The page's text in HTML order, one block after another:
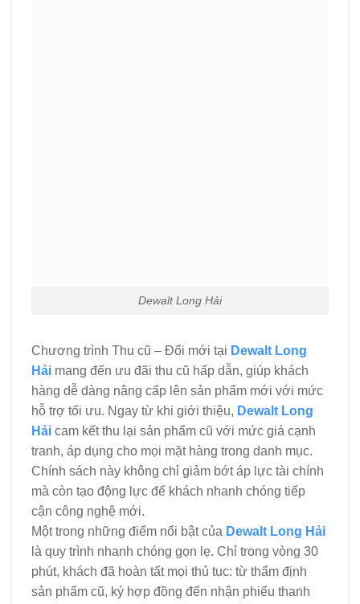
Dewalt Long Hải
Chương trình Thu cũ – Đổi mới tại Dewalt Long
Hải mang đến ưu đãi thu cũ hấp dẫn, giúp khách
hàng dễ dàng nâng cấp lên sản phẩm mới với mức
hỗ trợ tối ưu. Ngay từ khi giới thiệu, Dewalt Long
Hải cam kết thu lại sản phẩm cũ với mức giá cạnh
tranh, áp dụng cho mọi mặt hàng trong danh mục.
Chính sách này không chỉ giảm bớt áp lực tài chính
mà còn tạo động lực để khách nhanh chóng tiếp
cận công nghệ mới.
Một trong những điểm nổi bật của Dewalt Long Hải
là quy trình nhanh chóng gọn lẹ. Chỉ trong vòng 30
phút, khách đã hoàn tất mọi thủ tục: từ thẩm định
sản phẩm cũ, ký hợp đồng đến nhận phiếu thanh